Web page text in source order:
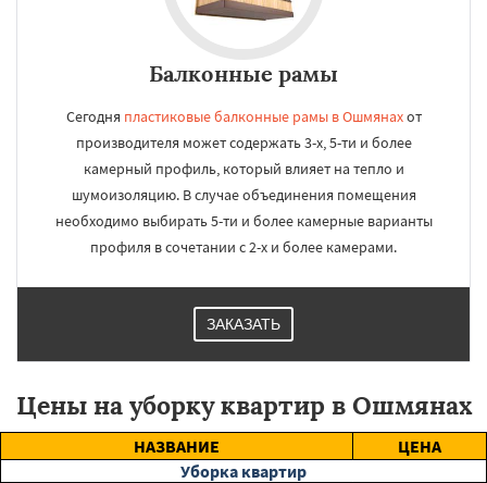
Балконные рамы
Сегодня пластиковые балконные рамы в Ошмянахот
производителя может содержать 3-х, 5-ти и более
камерный профиль, который влияет на тепло и
шумоизоляцию. В случае объединения помещения
необходимо выбирать 5-ти и более камерные варианты
профиля в сочетании с 2-х и более камерами.
ЗАКАЗАТЬ
Цены на уборку квартир в Ошмянах
НАЗВАНИЕ
ЦЕНА
Уборка квартир